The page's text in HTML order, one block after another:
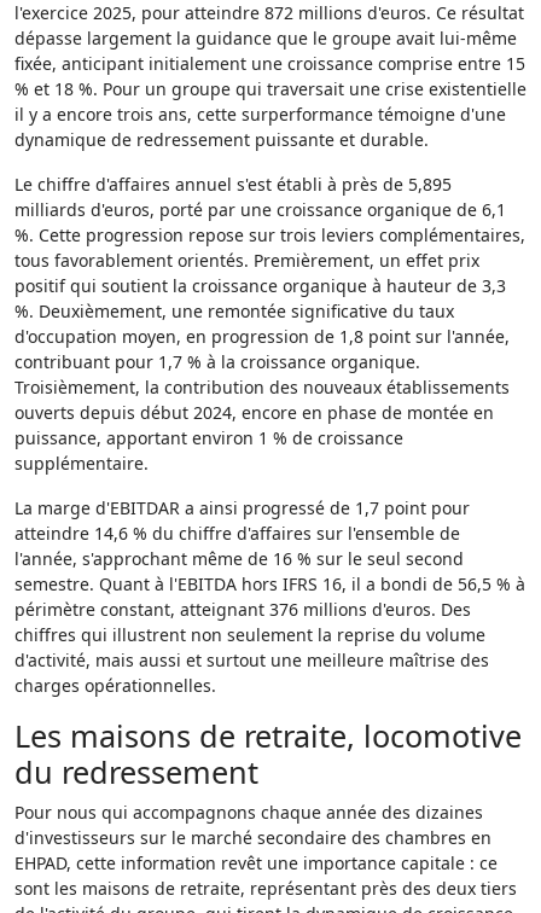
l'exercice 2025, pour atteindre 872 millions d'euros. Ce résultat
dépasse largement la guidance que le groupe avait lui-même
fixée, anticipant initialement une croissance comprise entre 15
% et 18 %. Pour un groupe qui traversait une crise existentielle
il y a encore trois ans, cette surperformance témoigne d'une
dynamique de redressement puissante et durable.
Le chiffre d'affaires annuel s'est établi à près de 5,895
milliards d'euros, porté par une croissance organique de 6,1
%. Cette progression repose sur trois leviers complémentaires,
tous favorablement orientés. Premièrement, un effet prix
positif qui soutient la croissance organique à hauteur de 3,3
%. Deuxièmement, une remontée significative du taux
d'occupation moyen, en progression de 1,8 point sur l'année,
contribuant pour 1,7 % à la croissance organique.
Troisièmement, la contribution des nouveaux établissements
ouverts depuis début 2024, encore en phase de montée en
puissance, apportant environ 1 % de croissance
supplémentaire.
La marge d'EBITDAR a ainsi progressé de 1,7 point pour
atteindre 14,6 % du chiffre d'affaires sur l'ensemble de
l'année, s'approchant même de 16 % sur le seul second
semestre. Quant à l'EBITDA hors IFRS 16, il a bondi de 56,5 % à
périmètre constant, atteignant 376 millions d'euros. Des
chiffres qui illustrent non seulement la reprise du volume
d'activité, mais aussi et surtout une meilleure maîtrise des
charges opérationnelles.
Les maisons de retraite, locomotive
du redressement
Pour nous qui accompagnons chaque année des dizaines
d'investisseurs sur le marché secondaire des chambres en
EHPAD, cette information revêt une importance capitale : ce
sont les maisons de retraite, représentant près des deux tiers